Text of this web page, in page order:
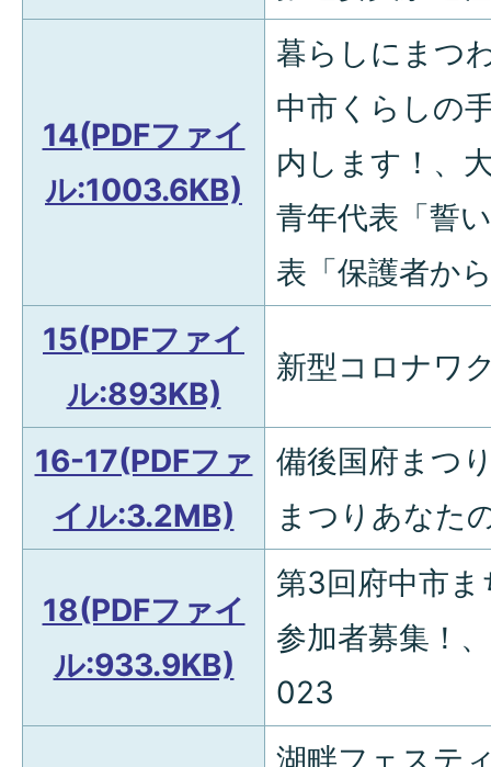
14(PDFファイ
ル:1003.6KB)
暮らしにまつ
中市くらしの
内します！、
青年代表「誓
表「保護者か
15(PDFファイ
ル:893KB)
新型コロナワ
16-17(PDFファ
イル:3.2MB)
備後国府まつ
まつりあなた
18(PDFファイ
ル:933.9KB)
第3回府中市
参加者募集！
023
湖畔フェステ